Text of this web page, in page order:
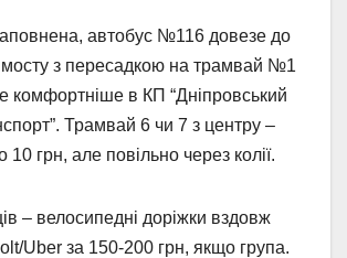
автобус №116 довезе до
з пересадкою на трамвай №1
комфортніше в КП “Дніпровський
Трамвай 6 чи 7 з центру –
грн, але повільно через колії.
– велосипедні доріжки вздовж
Uber за 150-200 грн, якщо група.